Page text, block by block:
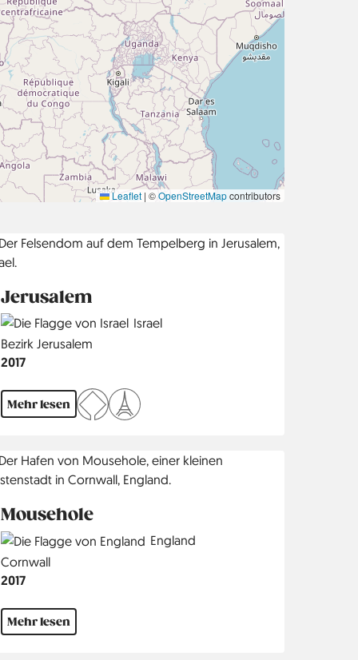
Leaflet | ©OpenStreetMapcontributors
Jerusalem
Country
Israel
Region
Bezirk Jerusalem
Jahr
2017
Mehr lesen
Mousehole
Country
England
Region
Cornwall
Jahr
2017
Mehr lesen